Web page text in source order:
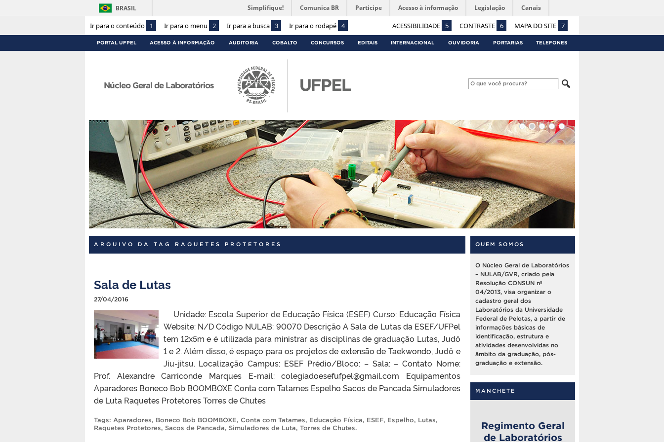
Ir para o conteúdo 1 Ir para o menu 2 Ir para a busca 3 Ir para o rodapé 4 ACESSIBILIDADE 5 CONTRASTE 6 MAPA DO SITE 7
BRASIL Simplifique! Comunica BR Participe Acesso à informação Legislação Canais
PORTAL UFPEL ACESSO À INFORMAÇÃO AUDITORIA COBALTO CONCURSOS EDITAIS INTERNACIONAL OUVIDORIA PORTARIAS TELEFONES
Núcleo Geral de Laboratórios
ARQUIVO DA TAG RAQUETES PROTETORES
Sala de Lutas
27/04/2016
Unidade: Escola Superior de Educação Física (ESEF) Curso: Educação Física
Website: N/D Código NULAB: 90070 Descrição A Sala de Lutas da ESEF/UFPel
tem 12x5m e é utilizada para ministrar as disciplinas de graduação Lutas, Judô
1 e 2. Além disso, é espaço para os projetos de extensão de Taekwondo, Judô e
Jiu-jitsu. Localização Campus: ESEF Prédio/Bloco: – Sala: – Contato Nome:
Prof. Alexandre Carriconde Marques E-mail: colegiadoesefufpel@gmail.com Equipamentos
Aparadores Boneco Bob BOOMBOXE Conta com Tatames Espelho Sacos de Pancada Simuladores
de Luta Raquetes Protetores Torres de Chutes
Tags: Aparadores, Boneco Bob BOOMBOXE, Conta com Tatames, Educação Física, ESEF, Espelho, Lutas,
Raquetes Protetores, Sacos de Pancada, Simuladores de Luta, Torres de Chutes.
QUEM SOMOS
O Núcleo Geral de Laboratórios
– NULAB/GVR, criado pela
Resolução CONSUN nº
04/2013, visa organizar o
cadastro geral dos
Laboratórios da Universidade
Federal de Pelotas, a partir de
informações básicas de
identificação, estrutura e
atividades desenvolvidas no
âmbito da graduação, pós-
graduação e extensão.
MANCHETE
Regimento Geral
de Laboratórios